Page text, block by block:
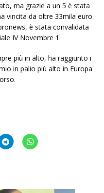
ma grazie a un 5 è stata
vincita da oltre 33mila euro.
è stata convalidata
IV Novembre 1.
più in alto, ha raggiunto i
in palio più alto in Europa